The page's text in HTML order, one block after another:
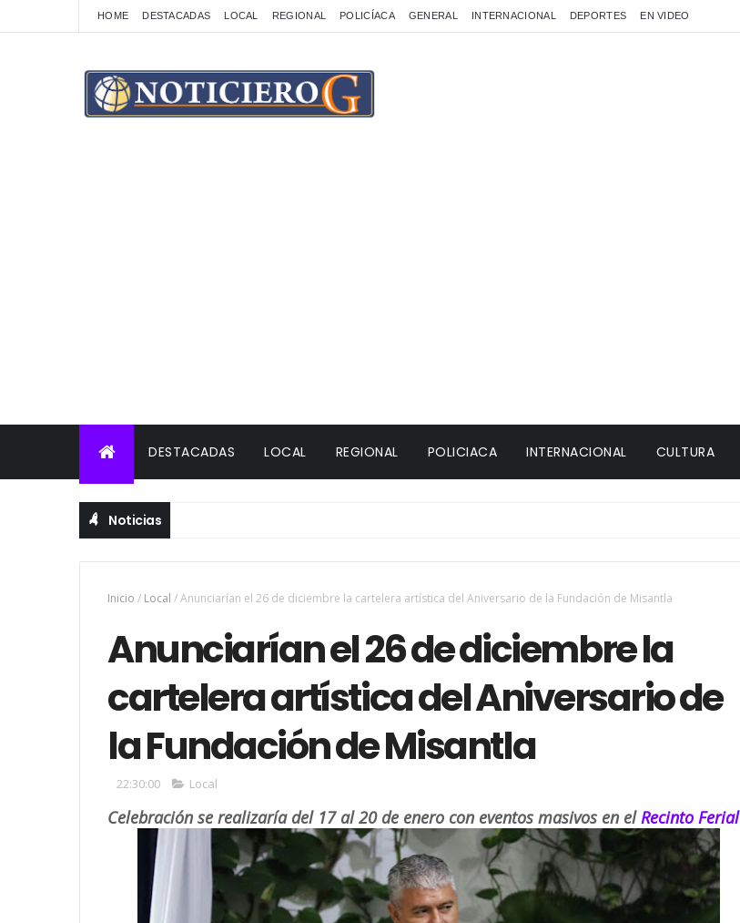
HOME DESTACADAS LOCAL REGIONAL POLICÍACA GENERAL INTERNACIONAL DEPORTES EN VIDEO
DESTACADAS LOCAL REGIONAL POLICIACA INTERNACIONAL CULTURA
Noticias
Inicio / Local /Anunciarían el 26 de diciembre la cartelera artística del Aniversario de la Fundación de Misantla
Anunciarían el 26 de diciembre la
cartelera artística del Aniversario de
la Fundación de Misantla
22:30:00 Local
Celebración se realizaría del 17 al 20 de enero con eventos masivos en elRecinto Ferial